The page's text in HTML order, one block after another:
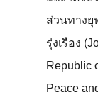
ส่วนทางยุ
รุ่งเรือง
Republic
Peace